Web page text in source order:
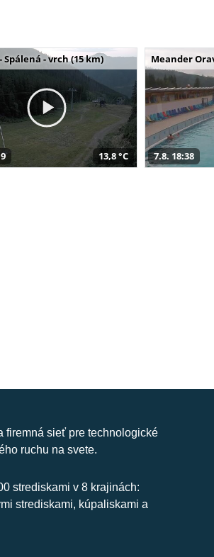
Spálená - vrch (15 km)
13,8 °C
Meander
7.8. 18:38
firemná sieť pre technologické
ruchu na svete.
strediskami v 8 krajinách:
strediskami, kúpaliskami a